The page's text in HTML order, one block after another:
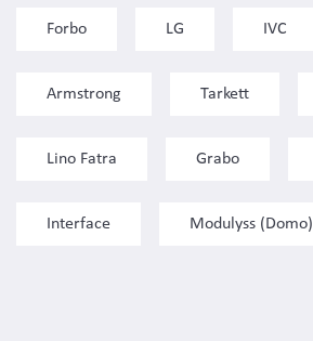
Forbo LG IVC
Armstrong Tarkett
Lino Fatra Grabo
Interface Modulyss (Domo)